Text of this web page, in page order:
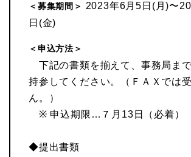
＜募集期間＞
2023年6月5日(月)〜
日(金)
＜申込方法＞
下記の書類を揃えて、事務局ま
持参してください。（ＦＡＸでは
ん。）
※ 申込期限…７月13日（必着）
◆提出書類